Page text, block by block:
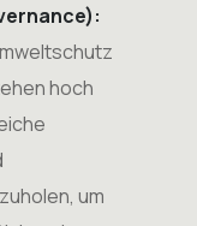
hoch
um